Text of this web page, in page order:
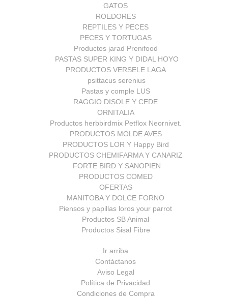
GATOS
ROEDORES
REPTILES Y PECES
PECES Y TORTUGAS
Productos jarad Prenifood
PASTAS SUPER KING Y DIDAL HOYO
PRODUCTOS VERSELE LAGA
psittacus serenius
Pastas y comple LUS
RAGGIO DISOLE Y CEDE
ORNITALIA
Productos herbbirdmix Petflox Neornivet.
PRODUCTOS MOLDE AVES
PRODUCTOS LOR Y Happy Bird
PRODUCTOS CHEMIFARMA Y CANARIZ
FORTE BIRD Y SANOPIEN
PRODUCTOS COMED
OFERTAS
MANITOBA Y DOLCE FORNO
Piensos y papillas loros your parrot
Productos SB Animal
Productos Sisal Fibre
Ir arriba
Contáctanos
Aviso Legal
Política de Privacidad
Condiciones de Compra